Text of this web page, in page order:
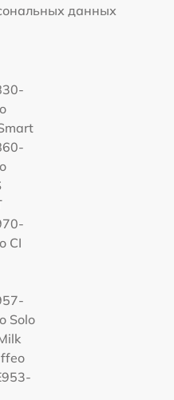
данных
CI
Solo